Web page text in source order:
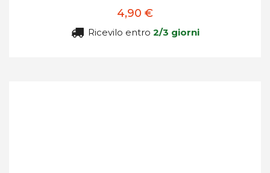
4,90 €
Ricevilo entro 2/3 giorni